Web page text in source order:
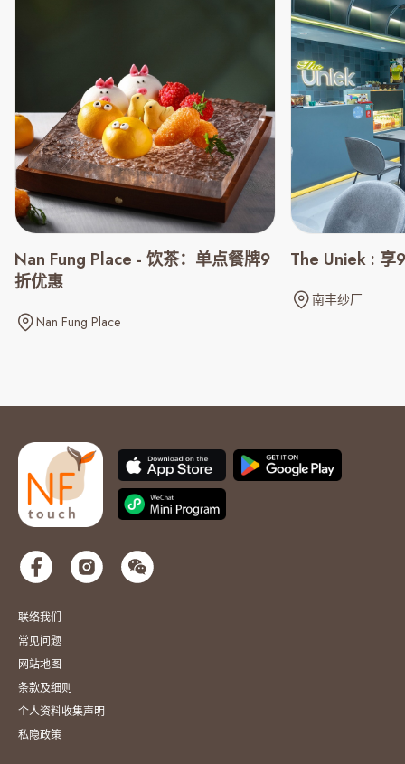
Nan Fung Place - 饮茶：单点餐牌9
折优惠
Nan Fung Place
The Uniek : 享
南丰纱厂
联络我们
常见问题
网站地图
条款及细则
个人资料收集声明
私隐政策